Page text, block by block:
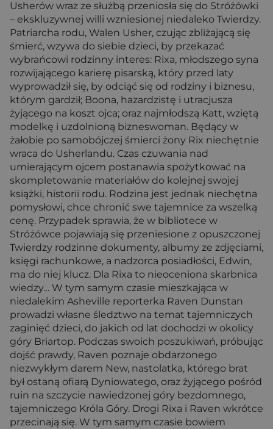
Usherów wraz ze służbą przeniosła się do Stróżówki
– ekskluzywnej willi wzniesionej niedaleko Twierdzy.
Patriarcha rodu, Walen Usher, czując zbliżającą się
śmierć, wzywa do siebie dzieci, by przekazać
wybrańcowi rodzinny interes: Rixa, młodszego syna
rozwijającego karierę pisarską, który przed laty
wyprowadził się, by odciąć się od rodziny i biznesu,
którym gardził; Boona, hazardzistę i utracjusza
żyjącego na koszt ojca; oraz najmłodszą Katt, wziętą
modelkę i uzdolnioną bizneswoman. Będący w
żałobie po samobójczej śmierci żony Rix niechętnie
wraca do Usherlandu. Czas czuwania nad
umierającym ojcem postanawia spożytkować na
skompletowanie materiałów do kolejnej swojej
książki, historii rodu. Rodzina jest jednak niechętna
pomysłowi, chce chronić swe tajemnice za wszelką
cenę. Przypadek sprawia, że w bibliotece w
Stróżówce pojawiają się przeniesione z opuszczonej
Twierdzy rodzinne dokumenty, albumy ze zdjęciami,
księgi rachunkowe, a nadzorca posiadłości, Edwin,
ma do niej klucz. Dla Rixa to nieoceniona skarbnica
wiedzy… W tym samym czasie mieszkająca w
niedalekim Asheville reporterka Raven Dunstan
prowadzi własne śledztwo na temat tajemniczych
zaginięć dzieci, do jakich od lat dochodzi w okolicy
góry Briartop. Podczas swoich poszukiwań, próbując
dojść prawdy, Raven poznaje obdarzonego
niezwykłym darem New, nastolatka, którego brat
był ostaną ofiarą Dyniowatego, oraz żyjącego pośród
ruin na szczycie nawiedzonej góry bezdomnego,
tajemniczego Króla Góry. Drogi Rixa i Raven wkrótce
przecinają się. W tym samym czasie bowiem